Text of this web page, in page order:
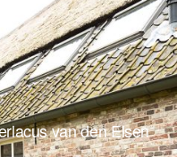
van den Elsen